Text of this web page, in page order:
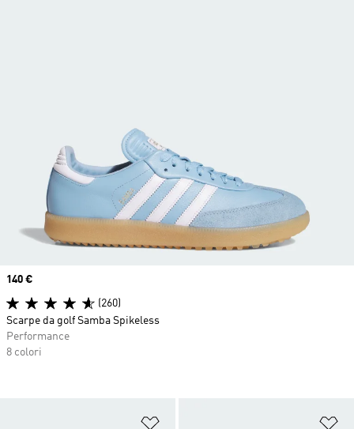
Aggiungi alla lista dei desideri
Price
140 €
(260)
Scarpe da golf Samba Spikeless
Performance
8 colori